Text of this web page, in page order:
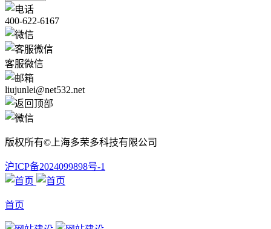
400-622-6167
客服微信
liujunlei@net532.net
版权所有©上海多荣多科技有限公司
沪ICP备2024099898号-1
首页